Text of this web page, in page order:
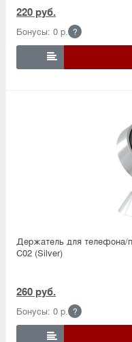
220 руб.
Бонусы: 0 р. ?

Держатель для телефона/
C02 (Silver)
260 руб.
Бонусы: 0 р. ?
